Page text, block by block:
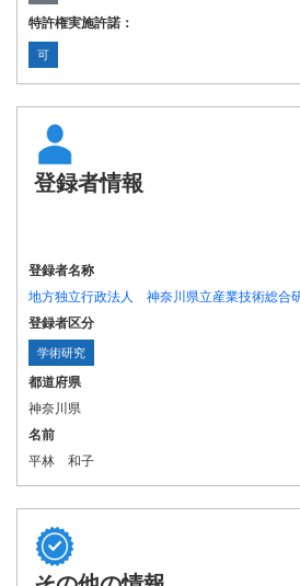
特許権実施許諾：
可
登録者情報
登録者名称
地方独立行政法人 神奈川県立産業技術総合
登録者区分
学術研究
都道府県
神奈川県
名前
平林 和子